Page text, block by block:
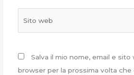
Salva il mio nome, email e
browser per la prossima volta che